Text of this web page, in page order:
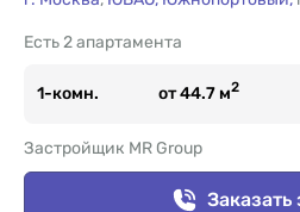
2 апартамента
Есть
1-комн. от 44.7 м2
Застройщик MR Group
Заказать